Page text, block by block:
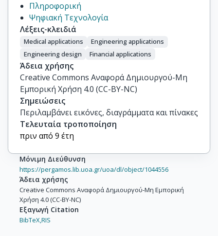
Πληροφορική
Ψηφιακή Τεχνολογία
Λέξεις-κλειδιά
Medical applications
Engineering applications
Engineering design
Financial applications
Άδεια χρήσης
Creative Commons Αναφορά Δημιουργού-Μη
Εμπορική Χρήση 4.0 (CC-BY-NC)
Σημειώσεις
Περιλαμβάνει εικόνες, διαγράμματα και πίνακες
Τελευταία τροποποίηση
πριν από 9 έτη
Μόνιμη Διεύθυνση
https://pergamos.lib.uoa.gr/uoa/dl/object/1044556
Άδεια χρήσης
Creative Commons Αναφορά Δημιουργού-Μη Εμπορική
Χρήση 4.0 (CC-BY-NC)
Εξαγωγή Citation
BibTeX,RIS